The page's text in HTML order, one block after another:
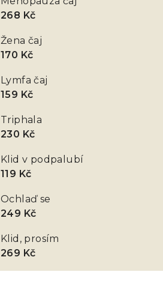
268 Kč
Žena čaj
170 Kč
Lymfa čaj
159 Kč
Triphala
230 Kč
Klid v podpalubí
119 Kč
Ochlaď se
249 Kč
Klid, prosím
269 Kč